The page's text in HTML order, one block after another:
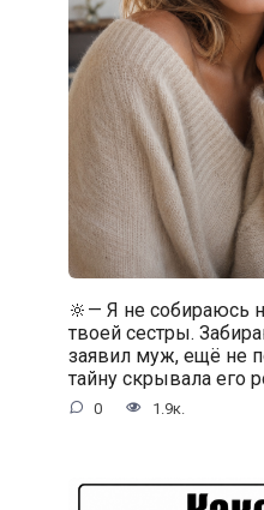
🔆— Я не собираюсь
твоей сестры.
заявил муж, ещё не
тайну скрывала его
0 1.9к.